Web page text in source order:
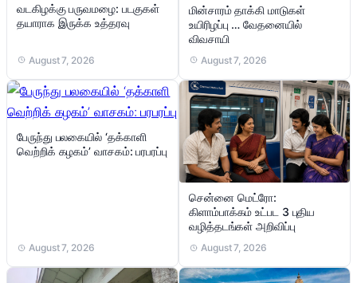
வடகிழக்கு பருவமழை: படகுகள்
தயாராக இருக்க உத்தரவு
August 7, 2026
மின்சாரம் தாக்கி மாடுகள்
உயிரிழப்பு … வேதனையில்
விவசாயி
August 7, 2026
பேருந்து பலகையில் ‘தக்காளி
வெற்றிக் கழகம்’ வாசகம்: பரபரப்பு
August 7, 2026
சென்னை மெட்ரோ:
கிளாம்பாக்கம் உட்பட 3 புதிய
வழித்தடங்கள் அறிவிப்பு
August 7, 2026